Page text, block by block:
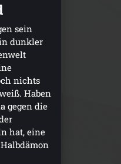
sein
dunkler
nichts
Haben
gegen die
hat, eine